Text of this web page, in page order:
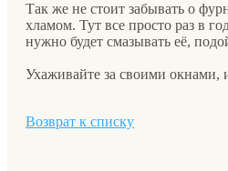
Так же не стоит забывать о
хламом. Тут все просто раз в
нужно будет смазывать её,
Ухаживайте за своими окнами,
Возврат к списку